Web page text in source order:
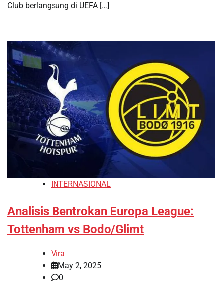
Club berlangsung di UEFA […]
INTERNASIONAL
Analisis Bentrokan Europa League:
Tottenham vs Bodo/Glimt
Vira
May 2, 2025
0